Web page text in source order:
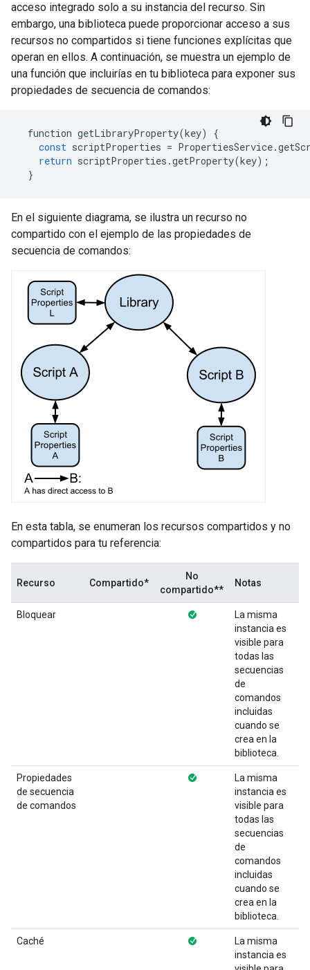
acceso integrado solo a su instancia del recurso. Sin
embargo, una biblioteca puede proporcionar acceso a sus
recursos no compartidos si tiene funciones explícitas que
operan en ellos. A continuación, se muestra un ejemplo de
una función que incluirías en tu biblioteca para exponer sus
propiedades de secuencia de comandos:
function getLibraryProperty(key)
{
const scriptProperties = PropertiesService.
return scriptProperties .getProperty(key);
}
En el siguiente diagrama, se ilustra un recurso no
compartido con el ejemplo de las propiedades de
secuencia de comandos:
En esta tabla, se enumeran los recursos compartidos y no
compartidos para tu referencia:
Recurso Compartido*
No
compartido**
Notas
Bloquear
La misma
instancia es
visible para
todas las
secuencias
de
comandos
incluidas
cuando se
crea en la
biblioteca.
Propiedades
de secuencia
de comandos
La misma
instancia es
visible para
todas las
secuencias
de
comandos
incluidas
cuando se
crea en la
biblioteca.
Caché
La misma
instancia es